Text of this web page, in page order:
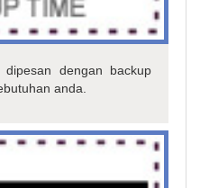
dengan backup
anda.